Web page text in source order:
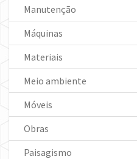
Manutenção
Máquinas
Materiais
Meio ambiente
Móveis
Obras
Paisagismo